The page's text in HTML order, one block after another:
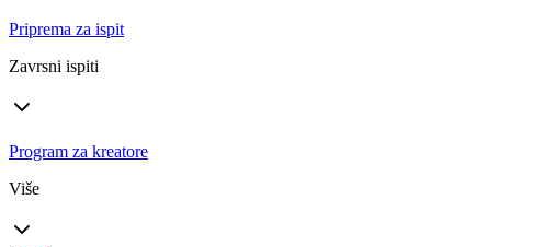
Priprema za ispit
Zavrsni ispiti
Program za kreatore
Više